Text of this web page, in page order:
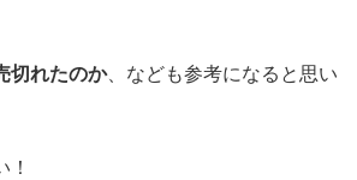
切れたのか、なども参考になると思い